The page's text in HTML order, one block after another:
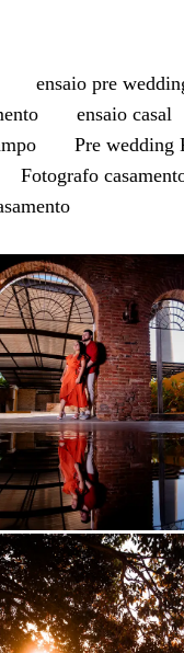
ensaio pre
ensaio casal
Pre wedding
Fotografo